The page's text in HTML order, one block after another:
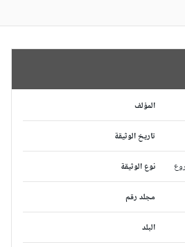
المؤلف
تاريخ الوثيقة
نوع الوثيقة
مجلد رقم
البلد